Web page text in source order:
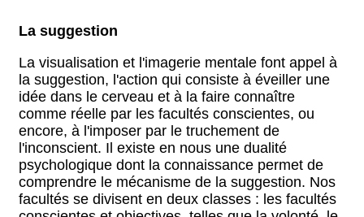
La suggestion
La visualisation et l'imagerie mentale font appel à
la suggestion, l'action qui consiste à éveiller une
idée dans le cerveau et à la faire connaître
comme réelle par les facultés conscientes, ou
encore, à l'imposer par le truchement de
l'inconscient. Il existe en nous une dualité
psychologique dont la connaissance permet de
comprendre le mécanisme de la suggestion. Nos
facultés se divisent en deux classes : les facultés